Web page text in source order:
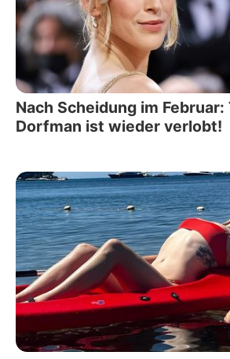
Nach Scheidung im Februar:
Dorfman ist wieder verlobt!